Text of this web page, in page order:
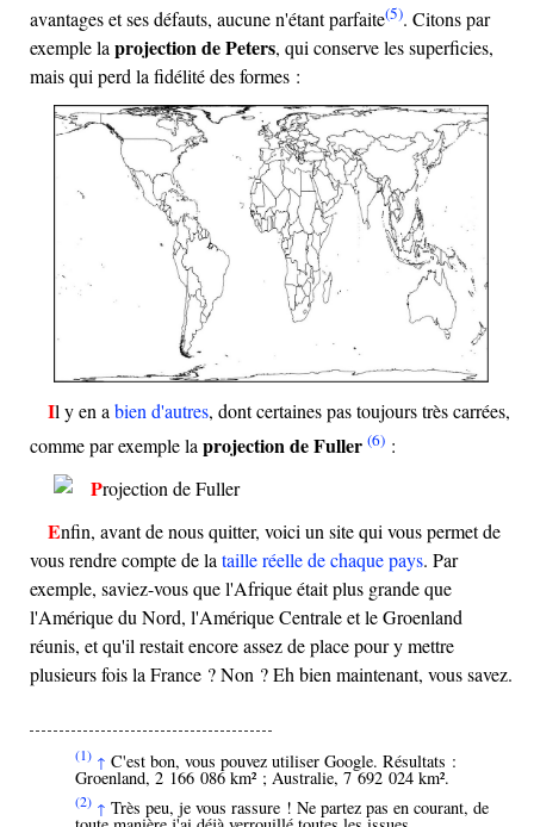
avantages et ses défauts, aucune n'étant parfaite(5). Citons par
exemple la projection de Peters, qui conserve les superficies,
mais qui perd la fidélité des formes :
Il y en a bien d'autres, dont certaines pas toujours très carrées,
comme par exemple la projection de Fuller (6) :
Enfin, avant de nous quitter, voici un site qui vous permet de
vous rendre compte de la taille réelle de chaque pays. Par
exemple, saviez-vous que l'Afrique était plus grande que
l'Amérique du Nord, l'Amérique Centrale et le Groenland
réunis, et qu'il restait encore assez de place pour y mettre
plusieurs fois la France ? Non ? Eh bien maintenant, vous savez.
(1) ↑ C'est bon, vous pouvez utiliser Google. Résultats :
Groenland, 2 166 086 km² ; Australie, 7 692 024 km².
(2) ↑ Très peu, je vous rassure ! Ne partez pas en courant, de